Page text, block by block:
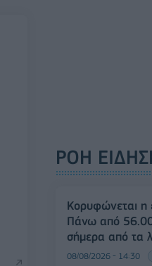
ΡΟΗ
Κορυφώνεται η
Πάνω από
σήμερα από τα
08/08/2026 - 14:30